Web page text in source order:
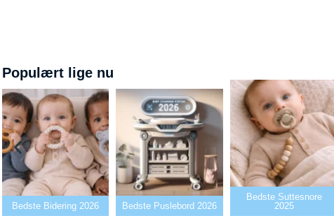
Populært lige nu
2026 Bedste Puslebord 2026
Bedste Suttesnore
2025
Bedste